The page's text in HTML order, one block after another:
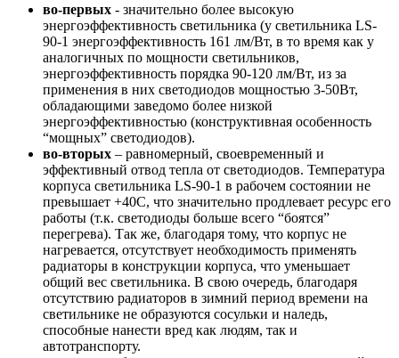
во-первых - значительно более высокую
энергоэффективность светильника (у светильника LS-
90-1 энергоэффективность 161 лм/Вт, в то время как у
аналогичных по мощности светильников,
энергоэффективность порядка 90-120 лм/Вт, из за
применения в них светодиодов мощностью 3-50Вт,
обладающими заведомо более низкой
энергоэффективностью (конструктивная особенность
“мощных” светодиодов).
во-вторых – равномерный, своевременный и
эффективный отвод тепла от светодиодов. Температура
корпуса светильника LS-90-1 в рабочем состоянии не
превышает +40C, что значительно продлевает ресурс его
работы (т.к. светодиоды больше всего “боятся”
перегрева). Так же, благодаря тому, что корпус не
нагревается, отсутствует необходимость применять
радиаторы в конструкции корпуса, что уменьшает
общий вес светильника. В свою очередь, благодаря
отсутствию радиаторов в зимний период времени на
светильнике не образуются сосульки и наледь,
способные нанести вред как людям, так и
автотранспорту.